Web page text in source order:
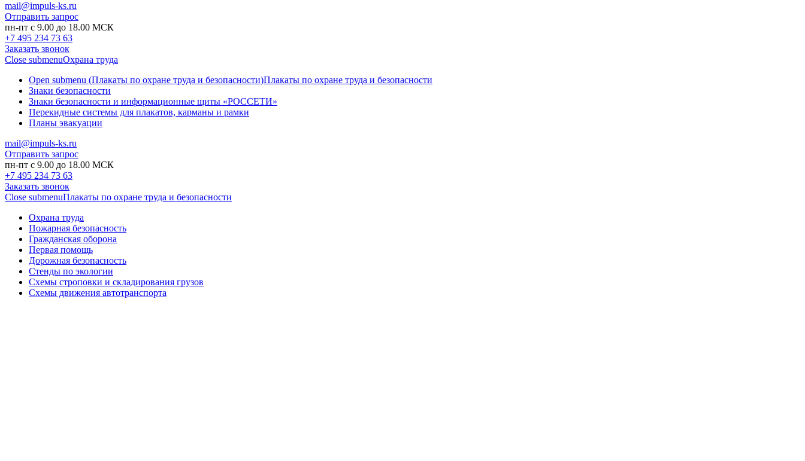
mail@impuls-ks.ru
Отправить запрос
пн-пт с 9.00 до 18.00 МСК
+7 495 234 73 63
Заказать звонок
Close submenuОхрана труда
Open submenu (Плакаты по охране труда и безопасности)Плакаты по охране труда и безопасности
Знаки безопасности
Знаки безопасности и информационные щиты «РОССЕТИ»
Перекидные системы для плакатов, карманы и рамки
Планы эвакуации
mail@impuls-ks.ru
Отправить запрос
пн-пт с 9.00 до 18.00 МСК
+7 495 234 73 63
Заказать звонок
Close submenuПлакаты по охране труда и безопасности
Охрана труда
Пожарная безопасность
Гражданская оборона
Первая помощь
Дорожная безопасность
Стенды по экологии
Схемы строповки и складирования грузов
Схемы движения автотранспорта